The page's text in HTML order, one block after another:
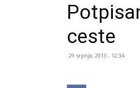
ceste
29 srpnja, 2013 - 12:34